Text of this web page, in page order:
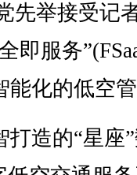
先举接受记
即服务
能化的低空
造的“星座”